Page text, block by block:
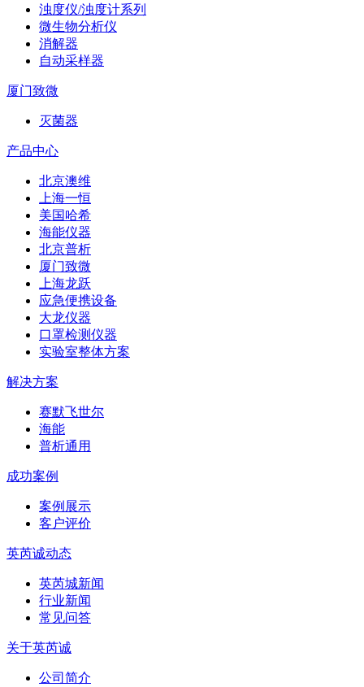
浊度仪/浊度计系列
微生物分析仪
消解器
自动采样器
厦门致微
灭菌器
产品中心
北京澳维
上海一恒
美国哈希
海能仪器
北京普析
厦门致微
上海龙跃
应急便携设备
大龙仪器
口罩检测仪器
实验室整体方案
解决方案
赛默飞世尔
海能
普析通用
成功案例
案例展示
客户评价
英芮诚动态
英芮城新闻
行业新闻
常见问答
关于英芮诚
公司简介